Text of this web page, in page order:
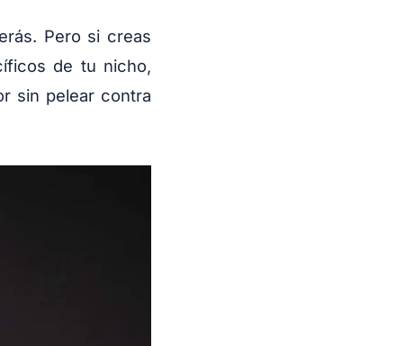
Pero si creas
de tu nicho,
sin pelear contra